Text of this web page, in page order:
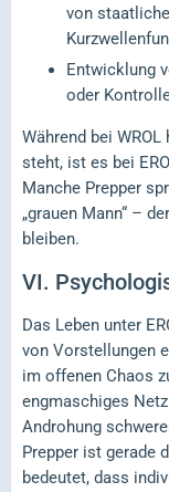
von
Entwicklung
oder
Während bei
steht, ist es bei
Manche Prepper
„grauen Mann“ –
bleiben.
VI.
Das Leben unter
von Vorstellungen
im offenen Chaos
engmaschiges
Androhung
Prepper ist gerade
bedeutet, dass